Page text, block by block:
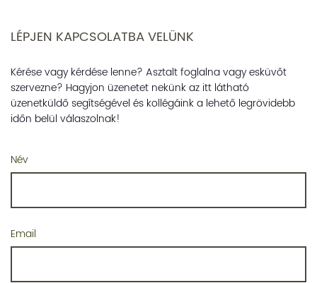
LÉPJEN KAPCSOLATBA VELÜNK
Kérése vagy kérdése lenne? Asztalt foglalna vagy esküvőt
szervezne? Hagyjon üzenetet nekünk az itt látható
üzenetküldő segítségével és kollégáink a lehető legrövidebb
időn belül válaszolnak!
Név
Email